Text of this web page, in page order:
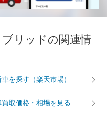
リッドの関連情
を探す（楽天市場）
取価格・相場を見る